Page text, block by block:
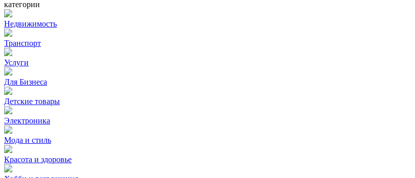
категории
Недвижимость
Транспорт
Услуги
Для Бизнеса
Детские товары
Электроника
Мода и стиль
Красота и здоровье